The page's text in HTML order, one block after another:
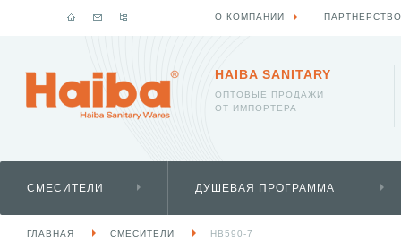
HAIBA SANITARY
ОПТОВЫЕ ПРОДАЖИ
ОТ ИМПОРТЕРА
СМЕСИТЕЛИ ДУШЕВАЯ ПРОГРАММА
ГЛАВНАЯ СМЕСИТЕЛИ HB590-7
О КОМПАНИИ ПАРТНЕРСТВО